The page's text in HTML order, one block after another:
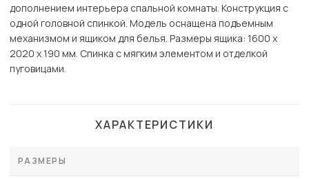
дополнением интерьера спальной комнаты. Конструкция с
одной головной спинкой. Модель оснащена подъемным
механизмом и ящиком для белья. Размеры ящика: 1600 х
2020 х 190 мм. Спинка с мягким элементом и отделкой
пуговицами.
ХАРАКТЕРИСТИКИ
РАЗМЕРЫ